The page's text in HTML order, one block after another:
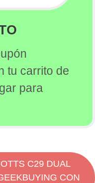
tu carrito de
para
C29 DUAL
CON